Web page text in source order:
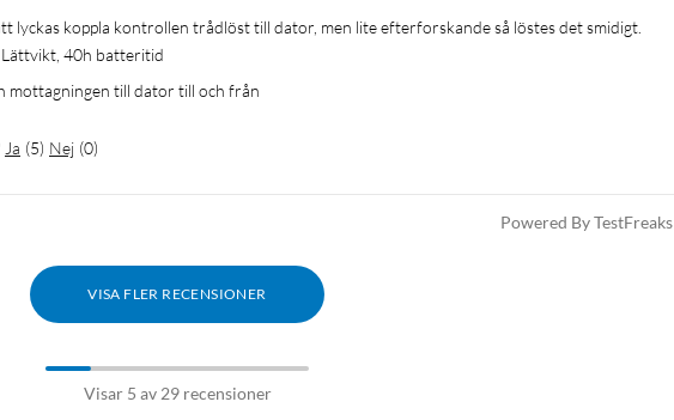
lyckas koppla kontrollen trådlöst till dator, men lite efterforskande så löstes det smidigt.
40h batteritid
mottagningen till dator till och från
Ja (5) Nej (0)
Powered By TestFreaks
VISA FLER RECENSIONER
Visar 5 av 29 recensioner